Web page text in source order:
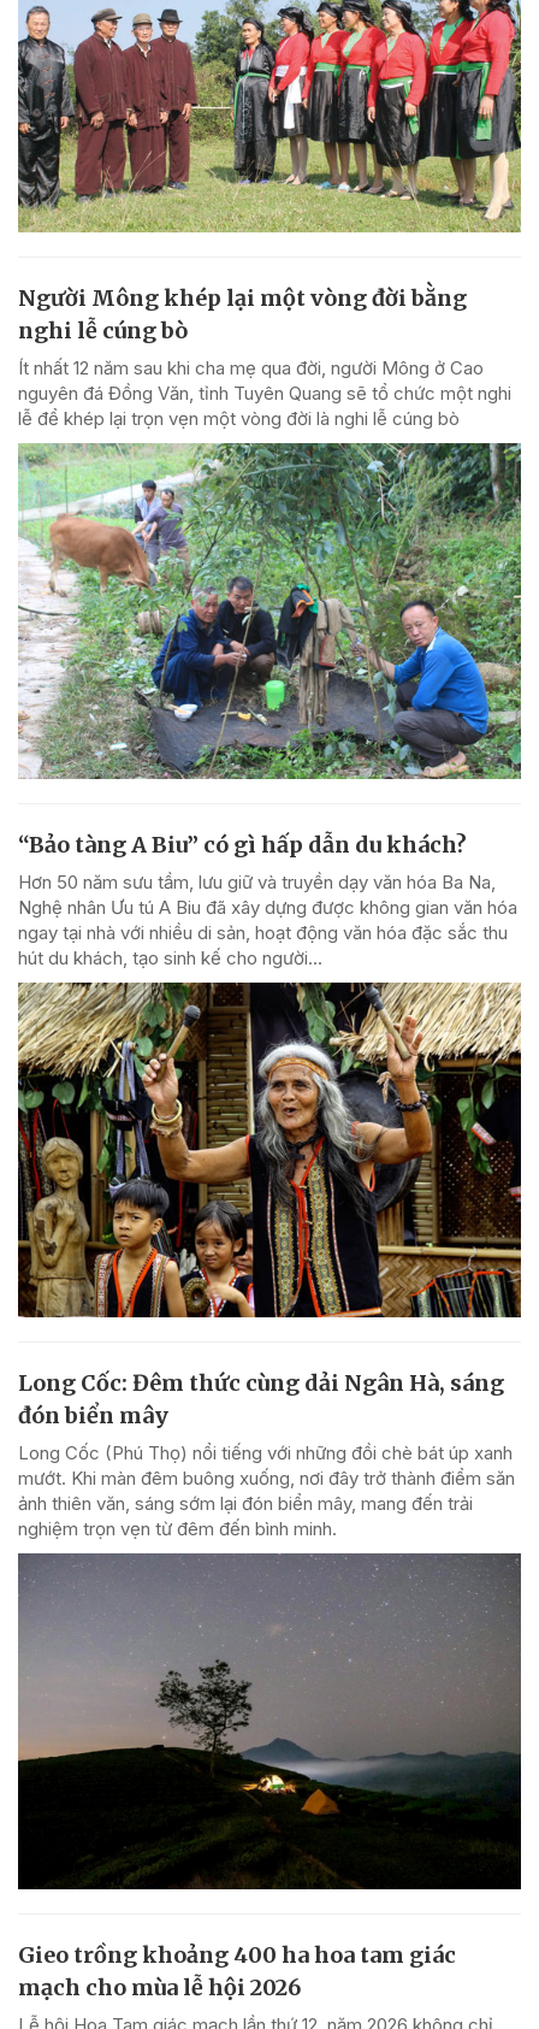
Người Mông khép lại một vòng đời bằng
nghi lễ cúng bò
Ít nhất 12 năm sau khi cha mẹ qua đời, người Mông ở Cao
nguyên đá Đồng Văn, tỉnh Tuyên Quang sẽ tổ chức một nghi
lễ để khép lại trọn vẹn một vòng đời là nghi lễ cúng bò
“Bảo tàng A Biu” có gì hấp dẫn du khách?
Hơn 50 năm sưu tầm, lưu giữ và truyền dạy văn hóa Ba Na,
Nghệ nhân Ưu tú A Biu đã xây dựng được không gian văn hóa
ngay tại nhà với nhiều di sản, hoạt động văn hóa đặc sắc thu
hút du khách, tạo sinh kế cho người...
Long Cốc: Đêm thức cùng dải Ngân Hà, sáng
đón biển mây
Long Cốc (Phú Thọ) nổi tiếng với những đồi chè bát úp xanh
mướt. Khi màn đêm buông xuống, nơi đây trở thành điểm săn
ảnh thiên văn, sáng sớm lại đón biển mây, mang đến trải
nghiệm trọn vẹn từ đêm đến bình minh.
Gieo trồng khoảng 400 ha hoa tam giác
mạch cho mùa lễ hội 2026